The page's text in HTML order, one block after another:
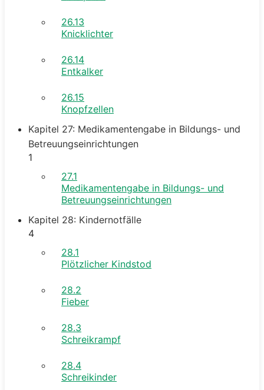
26.13
Knicklichter
26.14
Entkalker
26.15
Knopfzellen
Kapitel 27: Medikamentengabe in Bildungs- und
Betreuungseinrichtungen
1
27.1
Medikamentengabe in Bildungs- und
Betreuungseinrichtungen
Kapitel 28: Kindernotfälle
4
28.1
Plötzlicher Kindstod
28.2
Fieber
28.3
Schreikrampf
28.4
Schreikinder